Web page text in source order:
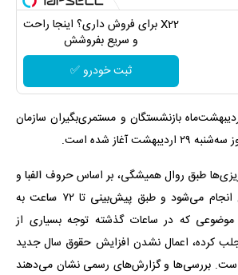
X22 برای فروش داری؟ اینجا راحت
و سریع بفروشش
ثبت خودرو ✅
بازنشستگان و مستمری‌بگیران سازمان
آغاز شده است.
طبق روال همیشگی، بر اساس حروف الفبا و
از طریق بانک‌های عامل انجام می‌شود و طبق پیش‌بینی تا ۷۲ ساعت به
موضوعی که در ساعات گذشته توجه بسیاری از
کرده، اعمال نشدن افزایش حقوق سال جدید
است. بررسی‌ها و گزارش‌های رسمی نشان می‌دهند